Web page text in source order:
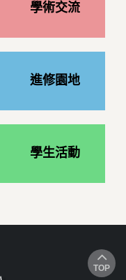
學術交流
進修園地
學生活動
TOP